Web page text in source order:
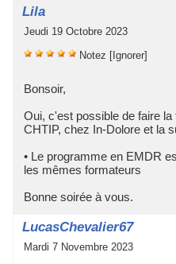
Lila
Jeudi 19 Octobre 2023
Notez [Ignorer]
Bonoir,
Oui, c'et poible de faire la
CHTIP, chez In-Dolore et
• Le programme en
le même formateur
Bonne oirée à vou.
LucaChevalier67
Mardi 7 Novembre 2023